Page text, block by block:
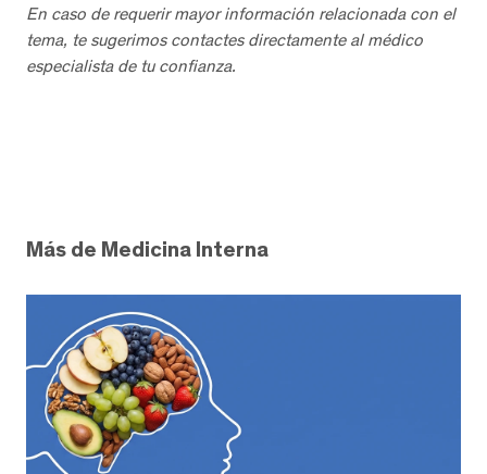
En caso de requerir mayor información relacionada con el
tema, te sugerimos contactes directamente al médico
especialista de tu confianza.
Más de Medicina Interna